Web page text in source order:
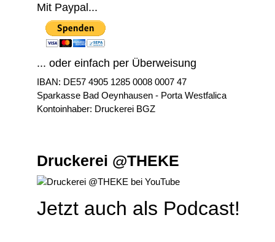
Mit Paypal...
... oder einfach per Überweisung
IBAN: DE57 4905 1285 0008 0007 47
Sparkasse Bad Oeynhausen - Porta Westfalica
Kontoinhaber: Druckerei BGZ
Druckerei @THEKE
Jetzt auch als Podcast!